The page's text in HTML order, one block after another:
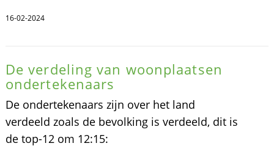
16-02-2024
De verdeling van woonplaatsen
ondertekenaars
De ondertekenaars zijn over het land
verdeeld zoals de bevolking is verdeeld, dit is
de top-12 om 12:15: